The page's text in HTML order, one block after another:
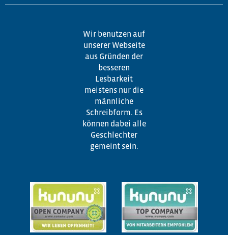
Wir benutzen auf
unserer Webseite
aus Gründen der
besseren
Lesbarkeit
meistens nur die
männliche
Schreibform. Es
können dabei alle
Geschlechter
gemeint sein.